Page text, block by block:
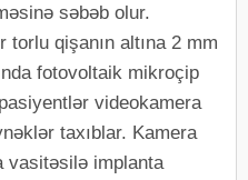
səbəb olur.
qişanın altına 2 mm
fotovoltaik mikroçip
videokamera
taxıblar. Kamera
vasitəsilə implanta